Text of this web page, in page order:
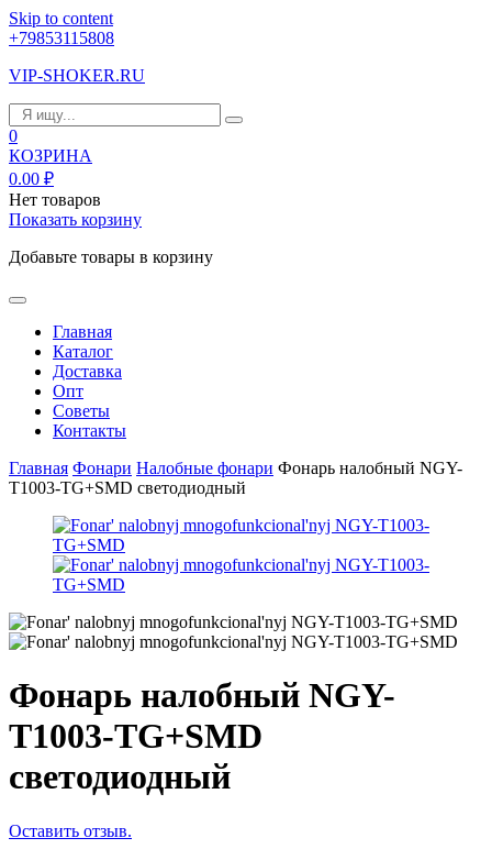
Skip to content
+79853115808
VIP-SHOKER.RU
0
КОЗРИНА
0.00 ₽
Нет товаров
Показать корзину
Добавьте товары в корзину
Главная
Каталог
Доставка
Опт
Советы
Контакты
Главная Фонари Налобные фонари Фонарь налобный NGY-
T1003-TG+SMD светодиодный
Фонарь налобный NGY-
T1003-TG+SMD
светодиодный
Оставить отзыв.